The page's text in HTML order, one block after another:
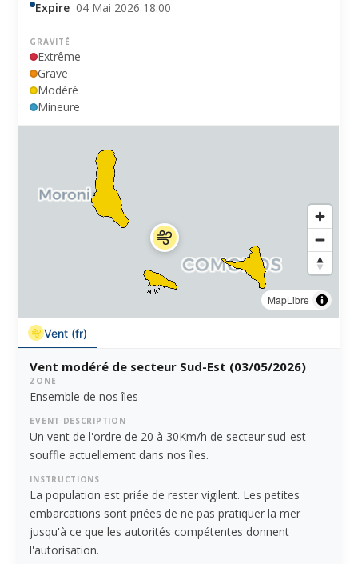
Expire 04 Mai 2026 18:00
GRAVITÉ
Extrême
Grave
Modéré
Mineure
MapLibre
Vent (fr)
Vent modéré de secteur Sud-Est (03/05/2026)
ZONE
Ensemble de nos îles
EVENT DESCRIPTION
Un vent de l'ordre de 20 à 30Km/h de secteur sud-est
souffle actuellement dans nos îles.
INSTRUCTIONS
La population est priée de rester vigilent. Les petites
embarcations sont priées de ne pas pratiquer la mer
jusqu'à ce que les autorités compétentes donnent
l'autorisation.